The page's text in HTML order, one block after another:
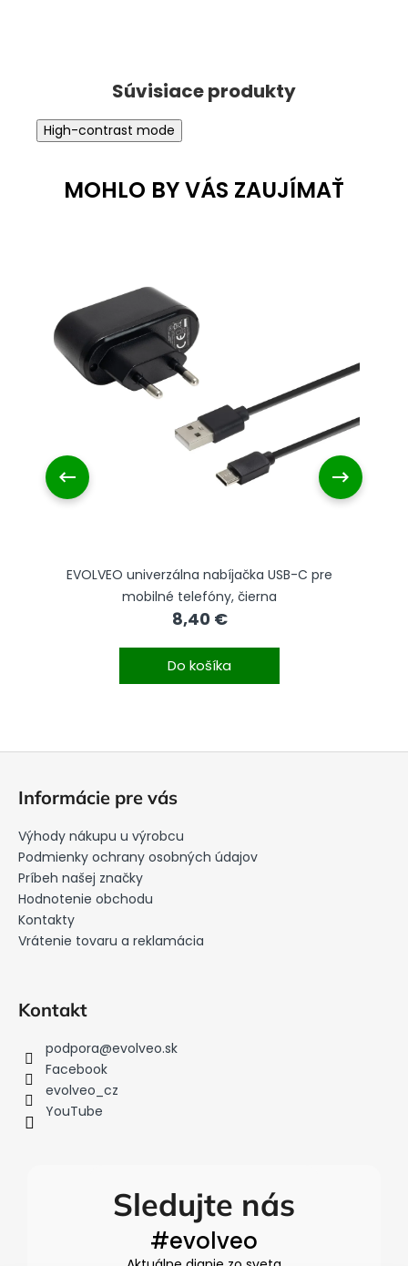
High-contrast mode
EVOLVEO univerzálna nabíjačka USB-C pre
mobilné telefóny, čierna
8,40 €
Do košíka
Informácie pre vás
Výhody nákupu u výrobcu
Podmienky ochrany osobných údajov
Príbeh našej značky
Hodnotenie obchodu
Kontakty
Vrátenie tovaru a reklamácia
Kontakt
podpora@evolveo.sk
Facebook
evolveo_cz
YouTube
Sledujte nás
#evolveo